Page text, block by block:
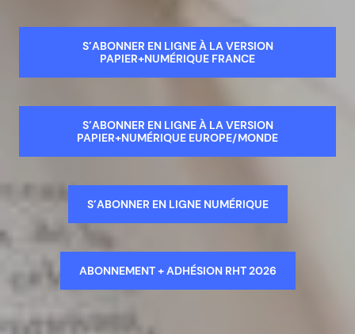
S’ABONNER EN LIGNE À LA VERSION
PAPIER+NUMÉRIQUE FRANCE
S’ABONNER EN LIGNE À LA VERSION
PAPIER+NUMÉRIQUE EUROPE/MONDE
S’ABONNER EN LIGNE NUMÉRIQUE
ABONNEMENT + ADHÉSION RHT 2026